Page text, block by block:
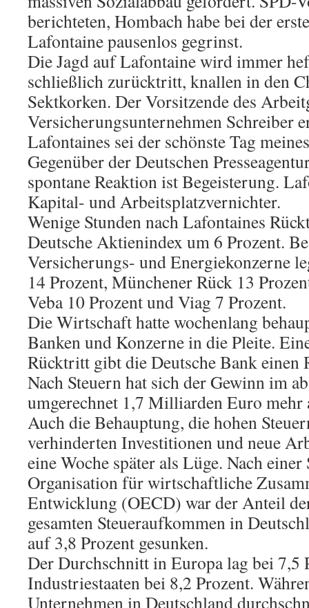
berichteten, Hombach habe bei der
Lafontaine pausenlos gegrinst.
Die Jagd auf Lafontaine wird immer
schließlich zurücktritt, knallen in den
Sektkorken. Der Vorsitzende des
Versicherungsunternehmen Schreiber
Lafontaines sei der schönste Tag
Gegenüber der Deutschen
spontane Reaktion ist Begeisterung.
Kapital- und Arbeitsplatzvernichter.
Wenige Stunden nach Lafontaines
Deutsche Aktienindex um 6 Prozent.
Versicherungs- und Energiekonzerne
14 Prozent, Münchener Rück 13
Veba 10 Prozent und Viag 7 Prozent.
Die Wirtschaft hatte wochenlang
Banken und Konzerne in die Pleite.
Rücktritt gibt die Deutsche Bank einen
Nach Steuern hat sich der Gewinn im
umgerechnet 1,7 Milliarden Euro mehr
Auch die Behauptung, die hohen
verhinderten Investitionen und neue
eine Woche später als Lüge. Nach einer
Organisation für wirtschaftliche
Entwicklung (OECD) war der Anteil
gesamten Steueraufkommen in
auf 3,8 Prozent gesunken.
Der Durchschnitt in Europa lag bei 7,5
Industriestaaten bei 8,2 Prozent.
Unternehmen in Deutschland